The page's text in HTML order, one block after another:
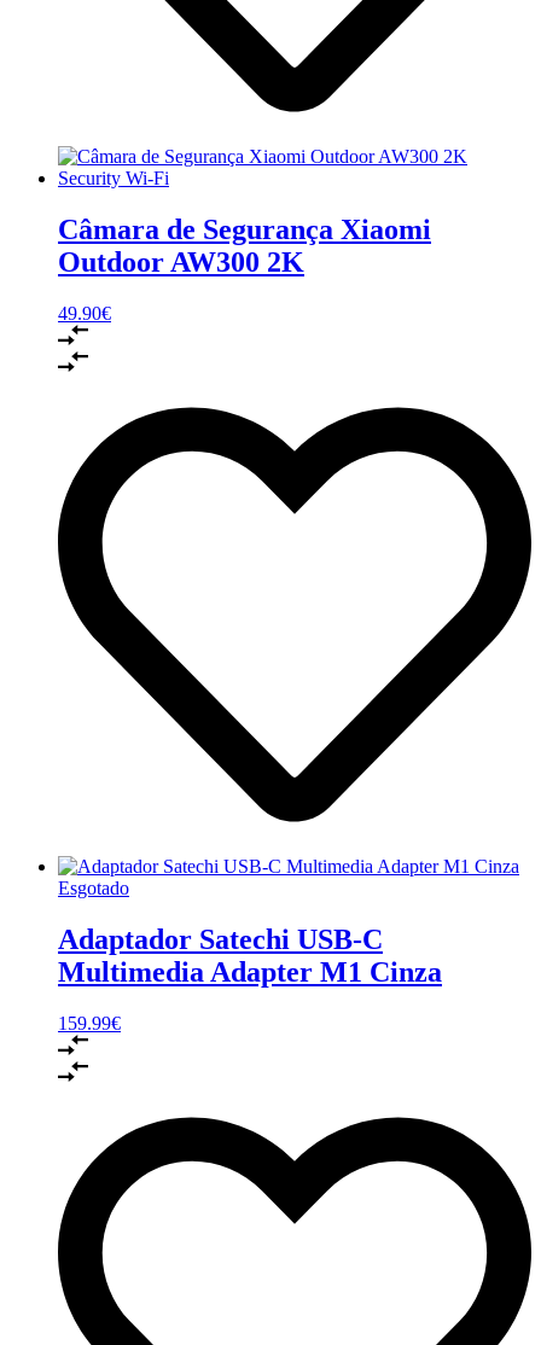
Câmara de Segurança Xiaomi
Outdoor AW300 2K
49.90€
Esgotado
Adaptador Satechi USB-C
Multimedia Adapter M1 Cinza
159.99€